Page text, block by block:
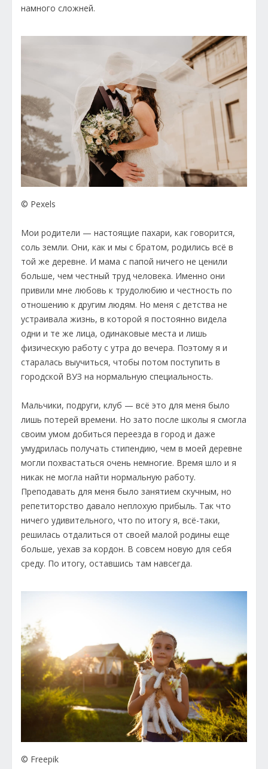
намного сложней.
© Pexels
Мои родители — настоящие пахари, как говорится,
соль земли. Они, как и мы с братом, родились всё в
той же деревне. И мама с папой ничего не ценили
больше, чем честный труд человека. Именно они
привили мне любовь к трудолюбию и честность по
отношению к другим людям. Но меня с детства не
устраивала жизнь, в которой я постоянно видела
одни и те же лица, одинаковые места и лишь
физическую работу с утра до вечера. Поэтому я и
старалась выучиться, чтобы потом поступить в
городской ВУЗ на нормальную специальность.
Мальчики, подруги, клуб — всё это для меня было
лишь потерей времени. Но зато после школы я смогла
своим умом добиться переезда в город и даже
умудрилась получать стипендию, чем в моей деревне
могли похвастаться очень немногие. Время шло и я
никак не могла найти нормальную работу.
Преподавать для меня было занятием скучным, но
репетиторство давало неплохую прибыль. Так что
ничего удивительного, что по итогу я, всё-таки,
решилась отдалиться от своей малой родины еще
больше, уехав за кордон. В совсем новую для себя
среду. По итогу, оставшись там навсегда.
© Freepik